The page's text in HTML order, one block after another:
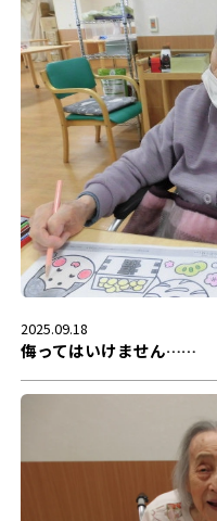
2025.09.18
侮ってはいけません……